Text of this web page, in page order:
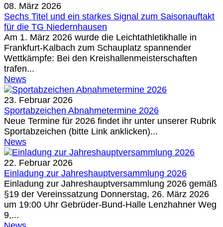
08. März 2026
Sechs Titel und ein starkes Signal zum Saisonauftakt
für die TG Niedernhausen
Am 1. März 2026 wurde die Leichtathletikhalle in
Frankfurt-Kalbach zum Schauplatz spannender
Wettkämpfe: Bei den Kreishallenmeisterschaften
trafen...
News
23. Februar 2026
Sportabzeichen Abnahmetermine 2026
Neue Termine für 2026 findet ihr unter unserer Rubrik
Sportabzeichen (bitte Link anklicken)...
News
22. Februar 2026
Einladung zur Jahreshauptversammlung 2026
Einladung zur Jahreshauptversammlung 2026 gemäß
§19 der Vereinssatzung Donnerstag, 26. März 2026
um 19:00 Uhr Gebrüder-Bund-Halle Lenzhahner Weg
9,...